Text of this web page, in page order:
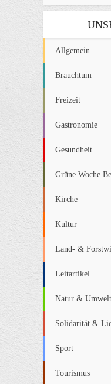
Allgemein
Brauchtum
Freizeit
Gastronomie
Gesundheit
Grüne Woche
Kirche
Kultur
Land- &
Leitartikel
Natur & Umwelt
Solidarität &
Sport
Tourismus